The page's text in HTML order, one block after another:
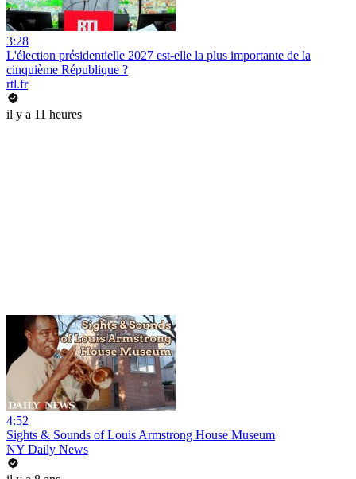
3:28
L'élection présidentielle 2027 est-elle la plus importante de la
cinquième République ?
rtl.fr
il y a 11 heures
4:52
Sights & Sounds of Louis Armstrong House Museum
NY Daily News